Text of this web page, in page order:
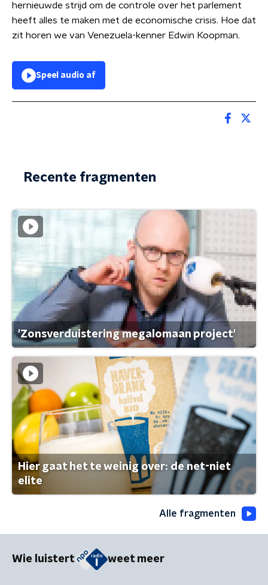
hernieuwde strijd om de controle over het parlement
heeft alles te maken met de economische crisis. Hoe dat
zit horen we van Venezuela-kenner Edwin Koopman.
Speel audio af
Recente fragmenten
'Zonsverduistering megalomaan project'
Hier gaat het te weinig over: de net-niet
elite
Alle fragmenten
Wie luistert weet meer